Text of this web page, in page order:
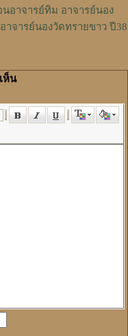
อาจารย์ทิม อาจารย์นอง
จารย์นองวัดทรายขาว ปี38
ห็น